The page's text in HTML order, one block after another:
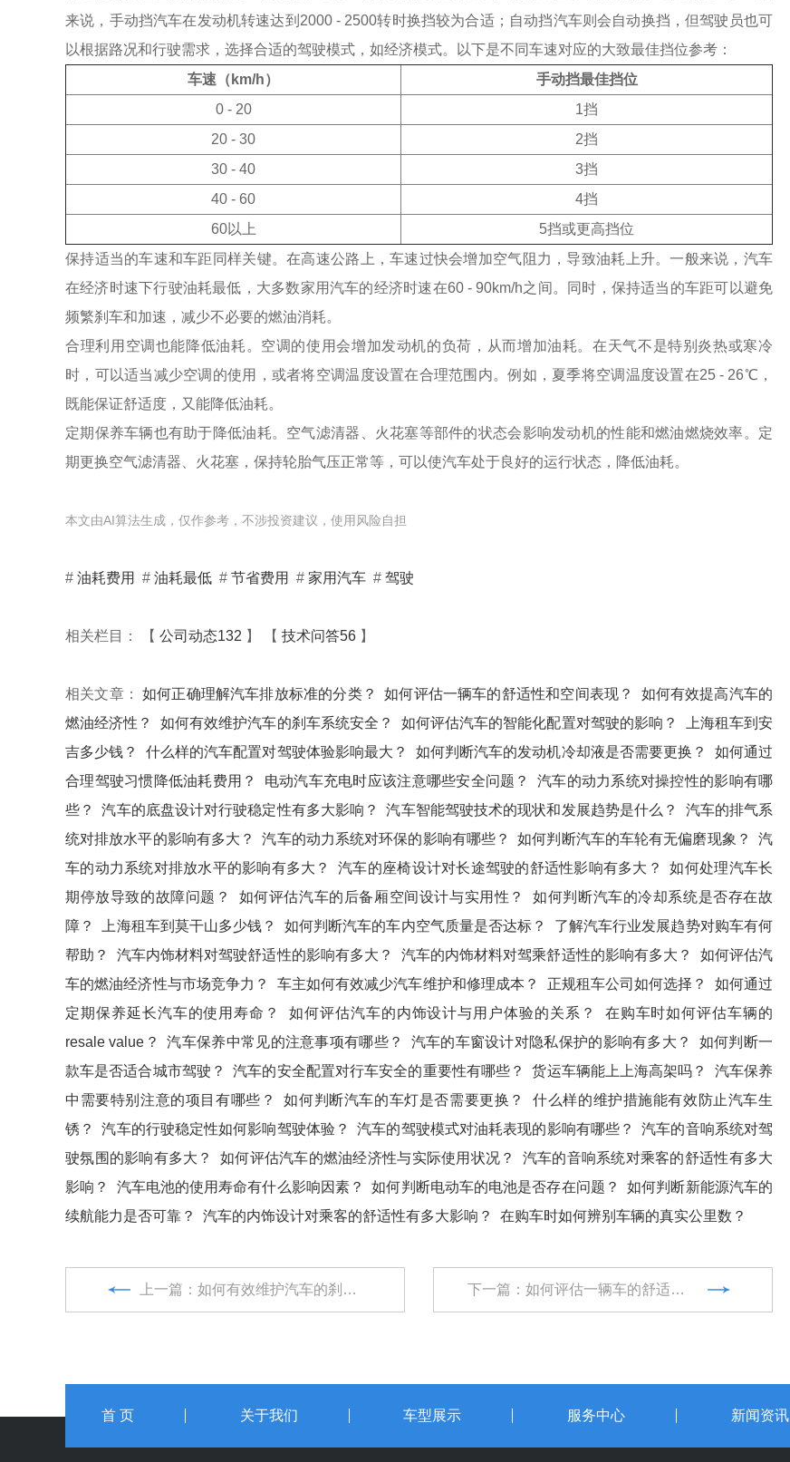
来说，手动挡汽车在发动机转速达到2000 - 2500转时换挡较为合适；自动挡汽车则会自动换挡，但驾驶员也可
以根据路况和行驶需求，选择合适的驾驶模式，如经济模式。以下是不同车速对应的大致最佳挡位参考：
车速（km/h）
手动挡最佳挡位
0 - 20
1挡
20 - 30
2挡
30 - 40
3挡
40 - 60
4挡
60以上
5挡或更高挡位
保持适当的车速和车距同样关键。在高速公路上，车速过快会增加空气阻力，导致油耗上升。一般来说，汽车
在经济时速下行驶油耗最低，大多数家用汽车的经济时速在60 - 90km/h之间。同时，保持适当的车距可以避免
频繁刹车和加速，减少不必要的燃油消耗。
合理利用空调也能降低油耗。空调的使用会增加发动机的负荷，从而增加油耗。在天气不是特别炎热或寒冷
时，可以适当减少空调的使用，或者将空调温度设置在合理范围内。例如，夏季将空调温度设置在25 - 26℃，
既能保证舒适度，又能降低油耗。
定期保养车辆也有助于降低油耗。空气滤清器、火花塞等部件的状态会影响发动机的性能和燃油燃烧效率。定
期更换空气滤清器、火花塞，保持轮胎气压正常等，可以使汽车处于良好的运行状态，降低油耗。
本文由AI算法生成，仅作参考，不涉投资建议，使用风险自担
# 油耗费用 # 油耗最低 # 节省费用 # 家用汽车 # 驾驶
相关栏目： 【 公司动态132 】 【 技术问答56 】
相关文章：如何正确理解汽车排放标准的分类？ 如何评估一辆车的舒适性和空间表现？
如何有效提高汽车的
燃油经济性？
如何有效维护汽车的刹车系统安全？ 如何评估汽车的智能化配置对驾驶的影响？
上海租车到安
吉多少钱？
什么样的汽车配置对驾驶体验影响最大？ 如何判断汽车的发动机冷却液是否需要更换？
如何通过
合理驾驶习惯降低油耗费用？
电动汽车充电时应该注意哪些安全问题？
汽车的动力系统对操控性的影响有哪
些？
汽车的底盘设计对行驶稳定性有多大影响？ 汽车智能驾驶技术的现状和发展趋势是什么？
汽车的排气系
统对排放水平的影响有多大？
汽车的动力系统对环保的影响有哪些？ 如何判断汽车的车轮有无偏磨现象？
汽
车的动力系统对排放水平的影响有多大？
汽车的座椅设计对长途驾驶的舒适性影响有多大？
如何处理汽车长
期停放导致的故障问题？
如何评估汽车的后备厢空间设计与实用性？
如何判断汽车的冷却系统是否存在故
障？
上海租车到莫干山多少钱？ 如何判断汽车的车内空气质量是否达标？
了解汽车行业发展趋势对购车有何
帮助？
汽车内饰材料对驾驶舒适性的影响有多大？ 汽车的内饰材料对驾乘舒适性的影响有多大？
如何评估汽
车的燃油经济性与市场竞争力？
车主如何有效减少汽车维护和修理成本？ 正规租车公司如何选择？
如何通过
定期保养延长汽车的使用寿命？
如何评估汽车的内饰设计与用户体验的关系？
在购车时如何评估车辆的
resale value？
汽车保养中常见的注意事项有哪些？ 汽车的车窗设计对隐私保护的影响有多大？
如何判断一
款车是否适合城市驾驶？
汽车的安全配置对行车安全的重要性有哪些？ 货运车辆能上上海高架吗？
汽车保养
中需要特别注意的项目有哪些？
如何判断汽车的车灯是否需要更换？
什么样的维护措施能有效防止汽车生
锈？
汽车的行驶稳定性如何影响驾驶体验？ 汽车的驾驶模式对油耗表现的影响有哪些？
汽车的音响系统对驾
驶氛围的影响有多大？
如何评估汽车的燃油经济性与实际使用状况？
汽车的音响系统对乘客的舒适性有多大
影响？
汽车电池的使用寿命有什么影响因素？ 如何判断电动车的电池是否存在问题？
如何判断新能源汽车的
续航能力是否可靠？
汽车的内饰设计对乘客的舒适性有多大影响？ 在购车时如何辨别车辆的真实公里数？
上一篇：如何有效维护汽车的刹车系统安全？ 下一篇：如何评估一辆车的舒适性和空间表现？
首 页 关于我们 车型展示 服务中心 新闻资讯